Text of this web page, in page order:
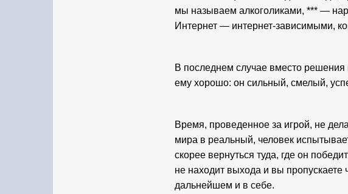
мы называем алкоголиками, *** —
Интернет — интернет-зависимыми,
В последнем случае вместо решения
ему хорошо: он сильный, смелый,
Время, проведенное за игрой, не
мира в реальный, человек
скорее вернуться туда, где он
не находит выхода и вы
дальнейшем и в себе.